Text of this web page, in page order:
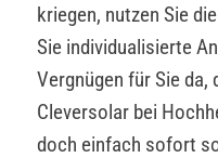
kriegen, nutzen Sie
Sie individualisierte
Vergnügen für Sie da,
Cleversolar bei
doch einfach sofort